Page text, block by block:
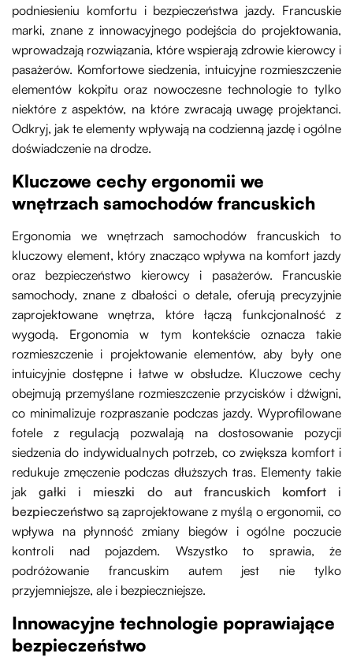
podniesieniu komfortu i bezpieczeństwa jazdy. Francuskie
marki, znane z innowacyjnego podejścia do projektowania,
wprowadzają rozwiązania, które wspierają zdrowie kierowcy i
pasażerów. Komfortowe siedzenia, intuicyjne rozmieszczenie
elementów kokpitu oraz nowoczesne technologie to tylko
niektóre z aspektów, na które zwracają uwagę projektanci.
Odkryj, jak te elementy wpływają na codzienną jazdę i ogólne
doświadczenie na drodze.
Kluczowe cechy ergonomii we
wnętrzach samochodów francuskich
Ergonomia we wnętrzach samochodów francuskich to
kluczowy element, który znacząco wpływa na komfort jazdy
oraz bezpieczeństwo kierowcy i pasażerów. Francuskie
samochody, znane z dbałości o detale, oferują precyzyjnie
zaprojektowane wnętrza, które łączą funkcjonalność z
wygodą. Ergonomia w tym kontekście oznacza takie
rozmieszczenie i projektowanie elementów, aby były one
intuicyjnie dostępne i łatwe w obsłudze. Kluczowe cechy
obejmują przemyślane rozmieszczenie przycisków i dźwigni,
co minimalizuje rozpraszanie podczas jazdy. Wyprofilowane
fotele z regulacją pozwalają na dostosowanie pozycji
siedzenia do indywidualnych potrzeb, co zwiększa komfort i
redukuje zmęczenie podczas dłuższych tras. Elementy takie
jakgałki i mieszki do aut francuskich komfort i
bezpieczeństwo są zaprojektowane z myślą o ergonomii, co
wpływa na płynność zmiany biegów i ogólne poczucie
kontroli nad pojazdem. Wszystko to sprawia, że
podróżowanie francuskim autem jest nie tylko
przyjemniejsze, ale i bezpieczniejsze.
Innowacyjne technologie poprawiające
bezpieczeństwo